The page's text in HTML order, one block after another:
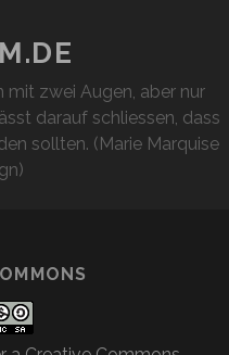
mit zwei Augen, aber nur
darauf schliessen, dass
sollten. (Marie Marquise